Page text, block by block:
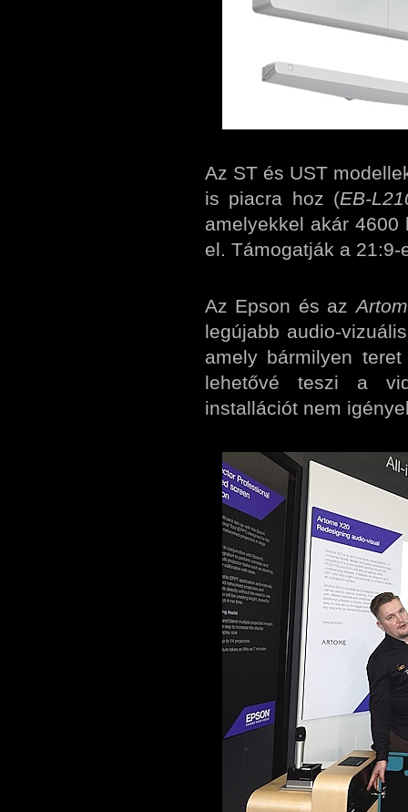
Az ST és UST
is piacra hoz (EB-
amelyekkel akár 4600
el. Támogatják a
Az Epson és az
legújabb audio-
amely bármilyen
lehetővé teszi a
installációt nem